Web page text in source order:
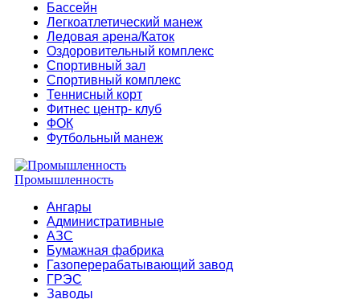
Бассейн
Легкоатлетический манеж
Ледовая арена/Каток
Оздоровительный комплекс
Спортивный зал
Спортивный комплекс
Теннисный корт
Фитнес центр- клуб
ФОК
Футбольный манеж
Промышленность
Ангары
Административные
АЗС
Бумажная фабрика
Газоперерабатывающий завод
ГРЭС
Заводы